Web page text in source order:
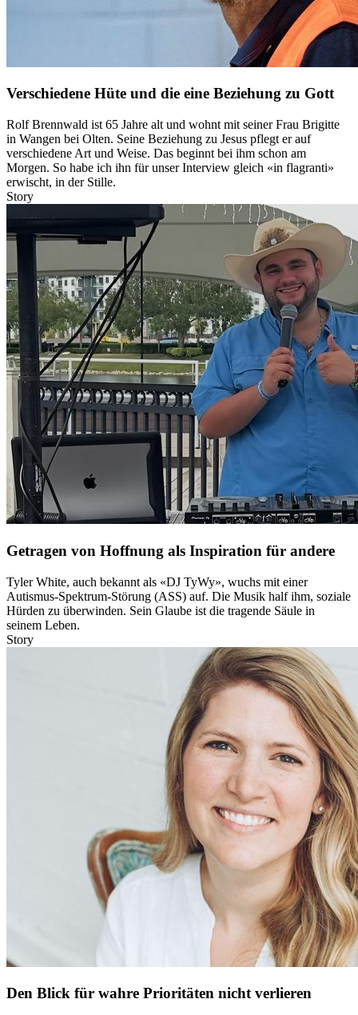
Verschiedene Hüte und die eine Beziehung zu Gott
Rolf Brennwald ist 65 Jahre alt und wohnt mit seiner Frau Brigitte
in Wangen bei Olten. Seine Beziehung zu Jesus pflegt er auf
verschiedene Art und Weise. Das beginnt bei ihm schon am
Morgen. So habe ich ihn für unser Interview gleich «in flagranti»
erwischt, in der Stille.
Story
Getragen von Hoffnung als Inspiration für andere
Tyler White, auch bekannt als «DJ TyWy», wuchs mit einer
Autismus-Spektrum-Störung (ASS) auf. Die Musik half ihm, soziale
Hürden zu überwinden. Sein Glaube ist die tragende Säule in
seinem Leben.
Story
Den Blick für wahre Prioritäten nicht verlieren